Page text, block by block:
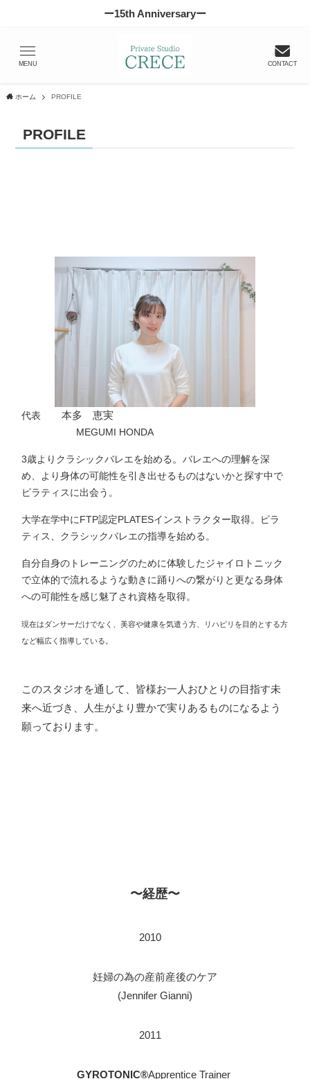
ー15th Anniversaryー
CONTACT
MENU
ホーム PROFILE
PROFILE
代表 本多 恵実
MEGUMI HONDA
3歳よりクラシックバレエを始める 。バレエへの理解を深
め、より身体の可能性を引き出せるものはないかと探す中で
ピラティスに出会う。
大学在学中にFTP認定PLATESインストラクター取得。ピラ
ティス、クラシックバレエの指導を始める。
自分自身のトレーニングのために体験したジャイロトニック
で立体的で流れるような動きに踊りへの繋がりと更なる身体
への可能性を感じ魅了され資格を取得。
現在はダンサーだけでなく、美容や健康を気遣う方、リハビリを目的とする方
など幅広く指導している。
このスタジオを通して、皆様お一人おひとりの目指す未
来へ近づき、人生がより豊かで実りあるものになるよう
願っております。
〜経歴〜
2010
妊婦の為の産前産後のケア
(Jennifer Gianni)
2011
GYROTONIC®Apprentice Trainer